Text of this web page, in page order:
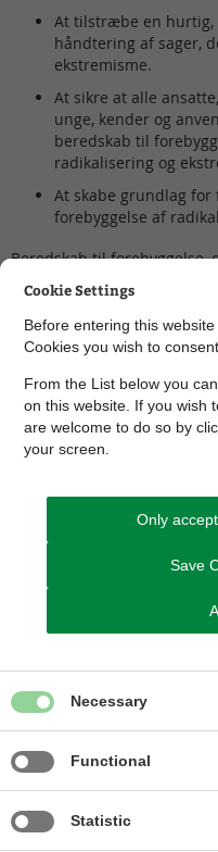
At tilstræbe en hurtig,
håndtering af sager,
ekstremisme.
At sikre at alle
unge, kender og
beredskab til
radikalisering og
At skabe grundlag
forebyggelse af
Beredskab til
radikalisering og
oktober 2024.
Beredskab i
og ekstremisme
webtilgængeligt)
Kontakt
Send Digital Post til
Socialområdet tlf. nr.:
Specialrådgivning tlf. nr.:
Kom hurtigt til
Cookie Settings
Before entering this
Cookies you wish to
From the List below you
on this website. If you wish
are welcome to do so by
your screen.
Only
Save
Necessary
Functional
Statistic